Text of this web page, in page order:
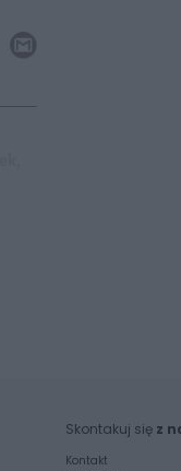
Skontakuj się z
Kontakt